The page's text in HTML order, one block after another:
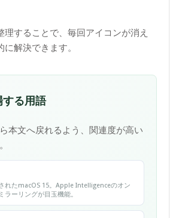
することで、毎回アイコンが消え
解決できます。
する用語
本文へ戻れるよう、関連度が高い
れたmacOS 15。Apple Intelligenceのオン
ラーリングが目玉機能。